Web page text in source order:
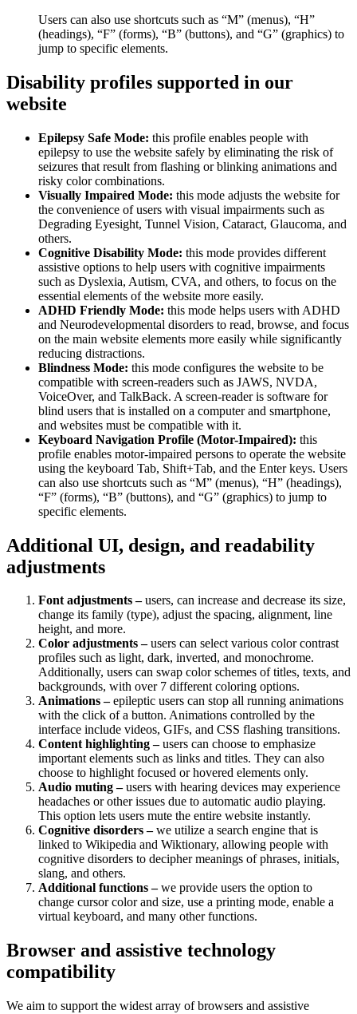
Users can also use shortcuts such as “M” (menus), “H”
(headings), “F” (forms), “B” (buttons), and “G” (graphics) to
jump to specific elements.
Disability profiles supported in our
website
Epilepsy Safe Mode: this profile enables people with
epilepsy to use the website safely by eliminating the risk of
seizures that result from flashing or blinking animations and
risky color combinations.
Visually Impaired Mode: this mode adjusts the website for
the convenience of users with visual impairments such as
Degrading Eyesight, Tunnel Vision, Cataract, Glaucoma, and
others.
Cognitive Disability Mode: this mode provides different
assistive options to help users with cognitive impairments
such as Dyslexia, Autism, CVA, and others, to focus on the
essential elements of the website more easily.
ADHD Friendly Mode: this mode helps users with ADHD
and Neurodevelopmental disorders to read, browse, and focus
on the main website elements more easily while significantly
reducing distractions.
Blindness Mode: this mode configures the website to be
compatible with screen-readers such as JAWS, NVDA,
VoiceOver, and TalkBack. A screen-reader is software for
blind users that is installed on a computer and smartphone,
and websites must be compatible with it.
Keyboard Navigation Profile (Motor-Impaired): this
profile enables motor-impaired persons to operate the website
using the keyboard Tab, Shift+Tab, and the Enter keys. Users
can also use shortcuts such as “M” (menus), “H” (headings),
“F” (forms), “B” (buttons), and “G” (graphics) to jump to
specific elements.
Additional UI, design, and readability
adjustments
Font adjustments –users, can increase and decrease its size,
change its family (type), adjust the spacing, alignment, line
height, and more.
Color adjustments –users can select various color contrast
profiles such as light, dark, inverted, and monochrome.
Additionally, users can swap color schemes of titles, texts, and
backgrounds, with over 7 different coloring options.
Animations –epileptic users can stop all running animations
with the click of a button. Animations controlled by the
interface include videos, GIFs, and CSS flashing transitions.
Content highlighting –users can choose to emphasize
important elements such as links and titles. They can also
choose to highlight focused or hovered elements only.
Audio muting –users with hearing devices may experience
headaches or other issues due to automatic audio playing.
This option lets users mute the entire website instantly.
Cognitive disorders –we utilize a search engine that is
linked to Wikipedia and Wiktionary, allowing people with
cognitive disorders to decipher meanings of phrases, initials,
slang, and others.
Additional functions –we provide users the option to
change cursor color and size, use a printing mode, enable a
virtual keyboard, and many other functions.
Browser and assistive technology
compatibility
We aim to support the widest array of browsers and assistive